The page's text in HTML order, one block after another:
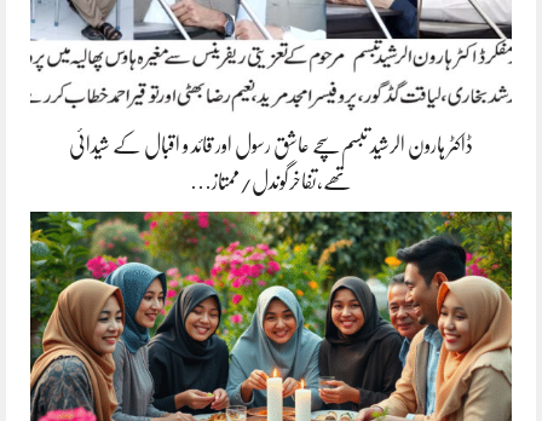
ڈاکٹر ہارون الرشید تبسم سچے عاشق رسول اور قائد و اقبال کے شیدائی
تھے،تفاخرگوندل/ممتاز…